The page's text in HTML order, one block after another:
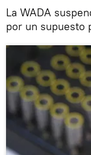
La WADA
por un supuesto